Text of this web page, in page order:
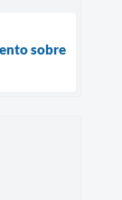
sobre